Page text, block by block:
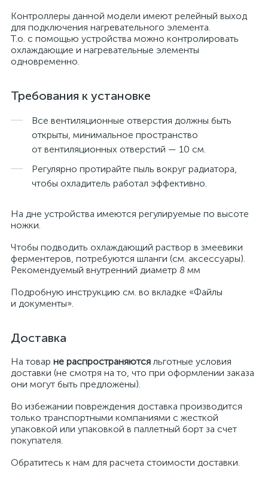
Контроллеры данной модели имеют релейный выход
для подключения нагревательного элемента.
Т.о. с помощью устройства можно контролировать
охлаждающие и нагревательные элементы
одновременно.
Требования к установке
Все вентиляционные отверстия должны быть
открыты, минимальное пространство
от вентиляционных отверстий — 10 см.
Регулярно протирайте пыль вокруг радиатора,
чтобы охладитель работал эффективно.
На дне устройства имеются регулируемые по высоте
ножки.
Чтобы подводить охлаждающий раствор в змеевики
ферментеров, потребуются шланги (см. аксессуары).
Рекомендуемый внутренний диаметр 8 мм
Подробную инструкцию см. во вкладке «Файлы
и документы».
Доставка
На товар не распространяются льготные условия
доставки (не смотря на то, что при оформлении заказа
они могут быть предложены).
Во избежании повреждения доставка производится
только транспортными компаниями с жесткой
упаковкой или упаковкой в паллетный борт за счет
покупателя.
Обратитесь к нам для расчета стоимости доставки.